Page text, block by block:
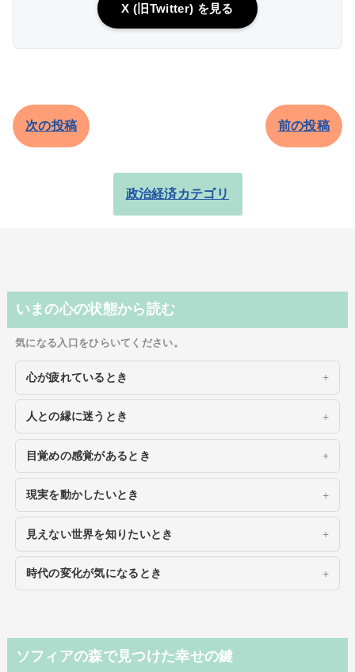
X (旧Twitter) を見る
次の投稿 前の投稿
政治経済カテゴリ
いまの心の状態から読む
気になる入口をひらいてください。
心が疲れているとき
人との縁に迷うとき
目覚めの感覚があるとき
現実を動かしたいとき
見えない世界を知りたいとき
時代の変化が気になるとき
ソフィアの森で見つけた幸せの鍵